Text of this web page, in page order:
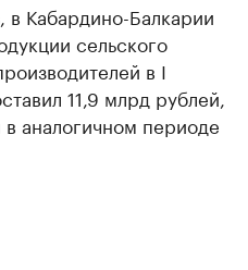
, в Кабардино-Балкарии
сельского
в I
11,9 млрд рублей,
аналогичном периоде